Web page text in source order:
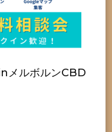
メルボルンCBD